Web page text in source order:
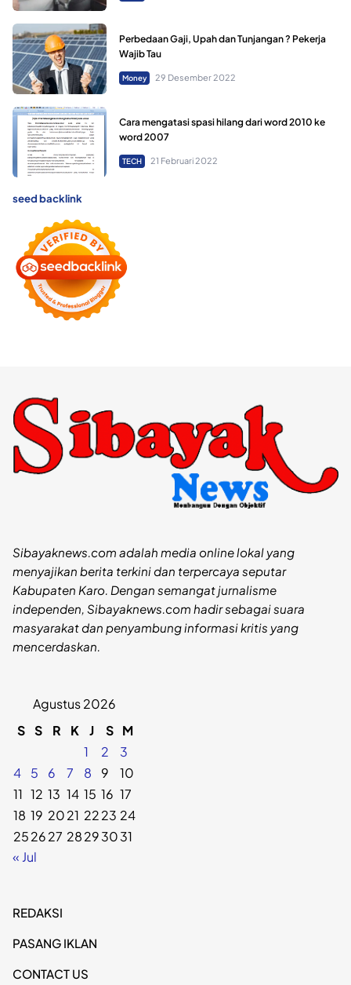
Perbedaan Gaji, Upah dan Tunjangan ? Pekerja
Wajib Tau
Money 29 Desember 2022
Cara mengatasi spasi hilang dari word 2010 ke
word 2007
TECH 21 Februari 2022
seed backlink
Sibayaknews.com adalah media online lokal yang
menyajikan berita terkini dan terpercaya seputar
Kabupaten Karo. Dengan semangat jurnalisme
independen, Sibayaknews.com hadir sebagai suara
masyarakat dan penyambung informasi kritis yang
mencerdaskan.
Agustus 2026
S S R K J S M
1
2
3
4
5 6 7 8 9
10
11 12 13 14 15 16 17
18 19 2021 2223 24
252627 28293031
« Jul
REDAKSI
PASANG IKLAN
CONTACT US